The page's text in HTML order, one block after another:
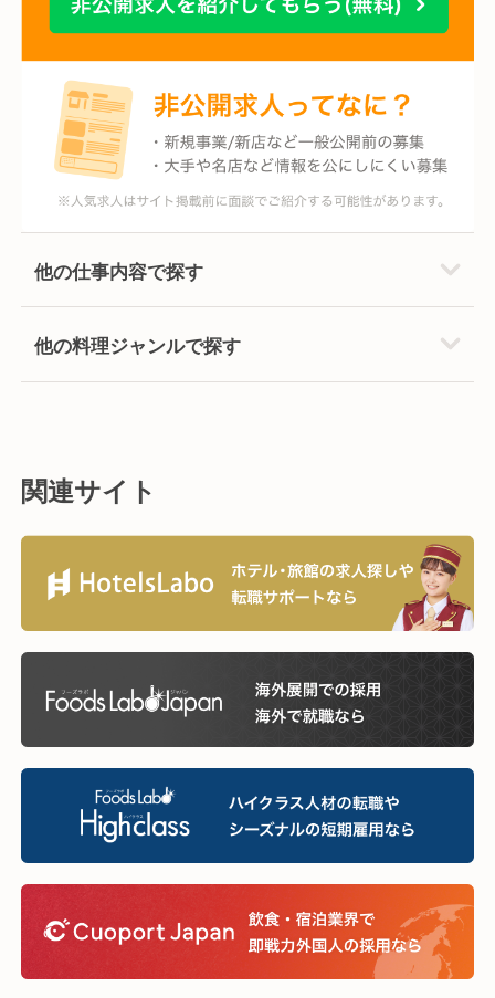
他の仕事内容で探す
他の料理ジャンルで探す
関連サイト